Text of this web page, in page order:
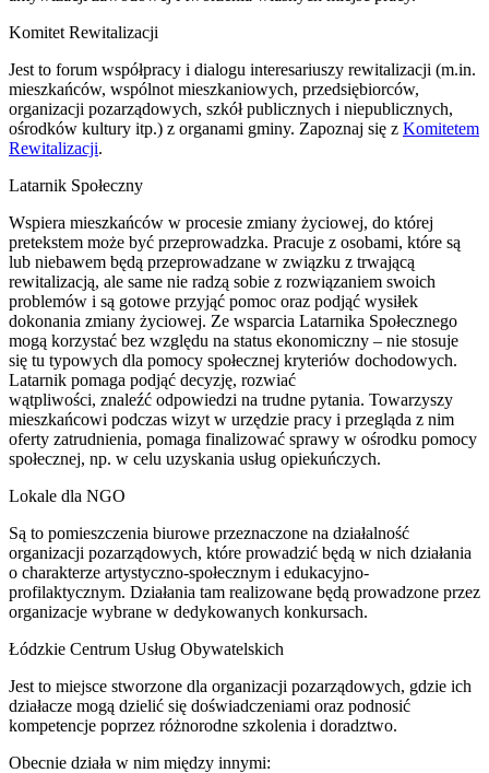
Komitet Rewitalizacji
Jest to forum współpracy i dialogu interesariuszy rewitalizacji (m.in.
mieszkańców, wspólnot mieszkaniowych, przedsiębiorców,
organizacji pozarządowych, szkół publicznych i niepublicznych,
ośrodków kultury itp.) z organami gminy. Zapoznaj się z Komitetem
Rewitalizacji.
Latarnik Społeczny
Wspiera mieszkańców w procesie zmiany życiowej, do której
pretekstem może być przeprowadzka. Pracuje z osobami, które są
lub niebawem będą przeprowadzane w związku z trwającą
rewitalizacją, ale same nie radzą sobie z rozwiązaniem swoich
problemów i są gotowe przyjąć pomoc oraz podjąć wysiłek
dokonania zmiany życiowej. Ze wsparcia Latarnika Społecznego
mogą korzystać bez względu na status ekonomiczny – nie stosuje
się tu typowych dla pomocy społecznej kryteriów dochodowych.
Latarnik pomaga podjąć decyzję, rozwiać
wątpliwości, znaleźć odpowiedzi na trudne pytania. Towarzyszy
mieszkańcowi podczas wizyt w urzędzie pracy i przegląda z nim
oferty zatrudnienia, pomaga finalizować sprawy w ośrodku pomocy
społecznej, np. w celu uzyskania usług opiekuńczych.
Lokale dla NGO
Są to pomieszczenia biurowe przeznaczone na działalność
organizacji pozarządowych, które prowadzić będą w nich działania
o charakterze artystyczno-społecznym i edukacyjno-
profilaktycznym. Działania tam realizowane będą prowadzone przez
organizacje wybrane w dedykowanych konkursach.
Łódzkie Centrum Usług Obywatelskich
Jest to miejsce stworzone dla organizacji pozarządowych, gdzie ich
działacze mogą dzielić się doświadczeniami oraz podnosić
kompetencje poprzez różnorodne szkolenia i doradztwo.
Obecnie działa w nim między innymi: